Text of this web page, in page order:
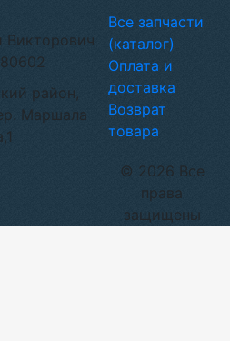
Викторович
район,
Маршала
© 2026 Все
права
защищены
Все запчасти
(каталог)
Оплата и
доставка
Возврат
товара